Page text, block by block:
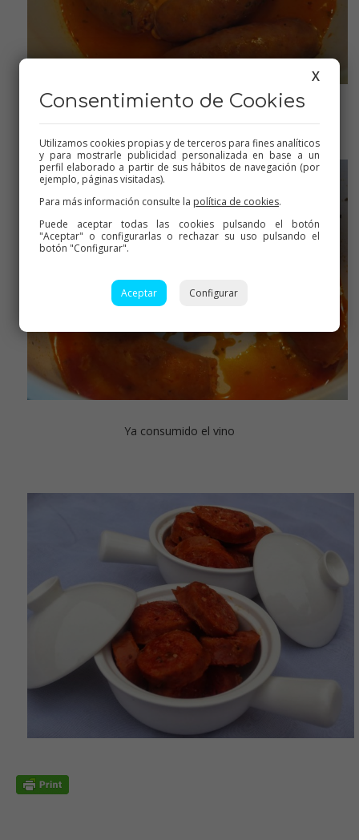
Ya consumido el vino
X
Consentimiento de Cookies
Utilizamos cookies propias y de terceros para fines analíticos
y para mostrarle publicidad personalizada en base a un
perfil elaborado a partir de sus hábitos de navegación (por
ejemplo, páginas visitadas).
Para más información consulte la política de cookies.
Puede aceptar todas las cookies pulsando el botón
"Aceptar" o configurarlas o rechazar su uso pulsando el
botón "Configurar".
Aceptar Configurar